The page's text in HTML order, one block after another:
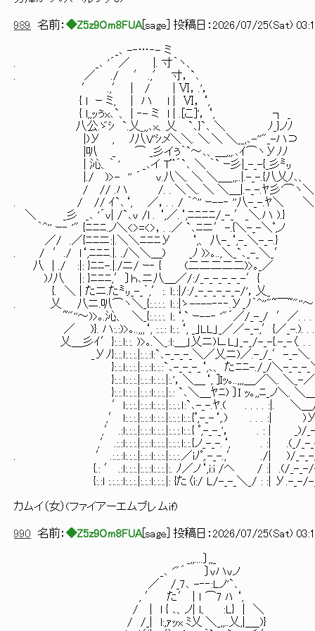
989 名前： ◆Z5z9Om8FUA[ sage ] 投稿日： 2026/07/25(Sat)
_､ -‐…‐- ミ
. _､ '´ ／ |. 寸｀ヽ、
. ／ ./ ′ .,′ 寸，`､
′ .,′ | / | Ⅵ，.'，
{ l ｰ ミ, | ハ l | Ⅵ，‘,
{ l,,ｯぅx､`、 | ‐- ミ l | .[こ]'，‘, ┐ _
八公.ゞｼ `.乂_,,､x、乂 `､}`､ ＼ ﾉ_}ノﾉ
|)У , ﾉ八V'ｼメ＼＼. ＼.＼ ＼__,､-''"_-ハ⊃
|叭 _ ⌒ _彡イぅ｀`～､、＿,,,.､ｲ⌒ヽУﾉﾉ
| 沁、｀ ' _､イ T¨´`､ ＼ ｀` ｰ彡|_-_-{_彡㍉
|./ )>- '' ´ v.八＼. ＼ ＼＿_,,..|.-_-.{八乂ﾉ､、
/ // .ハ /. . ＼＼. ＼ ＼＿|.-_-.ﾔ彡'⌒ヽ＼
. / // ｲ`､‘, ／，. . / ｀^'' ｰ--‐ ''八-_-.ﾔ＼ ＼
＼ _彡 _､ '´v| /`､v /l . ‘,／.‘,ﾆﾆﾆﾆ/_-_′_＼.ハ ).}
｀^'' ｰ‐ '" {ﾆﾆﾆ.ノ＼<>=<>，. .／ `､ﾆニ′-.{＼-_-＼ﾟ,ノ
／/ .／{ﾆﾆニ:|.＼＼ﾆﾆﾆУ ‘,、 八-_‘,-_＼-_-.}
. / ′./ l‘,ﾆﾆﾆ.|. ./＼＼＿) _ﾉ )>｡..,＼_`､_-_＼_′
八 | ./ :|: }ﾆﾆ-.|./ニ/ ｰ‐ { (二二二二二)>｡_／
)ﾉ八 |: }ﾆﾆﾆ,′〕ｈ､ニ八＿／/:/_-_-_-_-_-′{
{. ＼ | たニ.た㍉_-_｀,′:. l:.:|/:/_-_-_-_-_-/'，乂_
. 乂 八ニ.叭⌒ヽ＼_{:.:.:.:. l:.:|ゝ----‐‐‐.У_ﾉ｀^''"~￣~"''～
~"''～)>｡.沁、 ＼_{:.:.:.:. l:.‘,` ｰ--‐ '"´／/_-_/ ′／. . .
／ )}. ハ:.:)>｡..,,,‘, :.:.: l:.:.‘, _｣LL」_／／-_-,′{／_-.). .
乂＿彡ｲ′}:.:.l:.:. )>｡.＼_:l:＿」乂ニ)∟L」_-_/-_-{.-_-〈. . .
_Уﾉ}:.:.l:.:.:.|:.:.:l:`､-_-_-_＼／乂ニ)／.-_/_′-_-＼. .
}:.:.l:.:.:.|:.:.:l:.:.:`､-_-_-_‘,､、 たﾆﾆ-./_/＼-_-_-_＼
}:.:.l:.:.:.|:.:.:l:.:.:.|:.'，＼＿‘, ]Iｯ｡..,,,＿／＼. ＼_-／
}:.:.l:.:.:.|:.:.:l:.:.:.|:.: `､＼＿ﾔﾆ) 〕I ｯ｡,,ﾆ_ノ＼. ＼
′l:.:.:.|:.:.:l:.:.:.|:.:.:.ｌ:`､-_-.ﾔ.( . . . . :|. ＼＿//
,′ l:.:.:.|:.:.:l:.:.:.|:.:.:.l:.:.{ﾟ,-_-‘,.) . . . :|
,′ .:l:.:.:.|:.:.:l:.:.:.|:.:.:.l:.:.{ ﾟ,-_-_'， . : | _)/_-
,′ .:.:l:.:.:.|:.:.:l:.:.:.|:.:.:.l:.:.{ノ_-_-.‘, . :| .(_/_-
. ′ .:.:.:l:.:.:.|:.:.:l:.:.:.|:.:.:.／iﾉﾟ,.-_-.,′ ./| )/_-
{.: ′ .:l:.:.:.|:.:.:l:.:.:.|:. ﾉ／ノ‘,i:i /ヘ / :| .(/_-
{:.:l :.:.:.:l:.:.:.|:.:.:l:.:.:.|: {た〈i:/ L/-_-_＼_/ : :| У.-_-/-
カムイ（女）(ファイアーエムブレムif)
990 名前： ◆Z5z9Om8FUA[ sage ] 投稿日： 2026/07/25(Sat)
_､ '"´ 〕vハvノ
／ /_7､ -‐‐:Lノ'`､
, ′ た′ | ｌ ⌒7 ﾊ ‘,
/ | l { ､、ノ| l、 :L} | ＼
/ /_| l:,ｧｯx ﾐ乂 ＼_,,..乂,|＿_)}